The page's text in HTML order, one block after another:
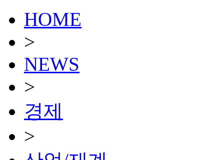
HOME
>
NEWS
>
경제
>